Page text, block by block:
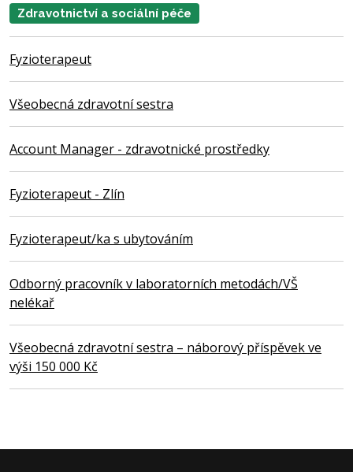
Zdravotnictví a sociální péče
Fyzioterapeut
Všeobecná zdravotní sestra
Account Manager - zdravotnické prostředky
Fyzioterapeut - Zlín
Fyzioterapeut/ka s ubytováním
Odborný pracovník v laboratorních metodách/VŠ
nelékař
Všeobecná zdravotní sestra – náborový příspěvek ve
výši 150 000 Kč